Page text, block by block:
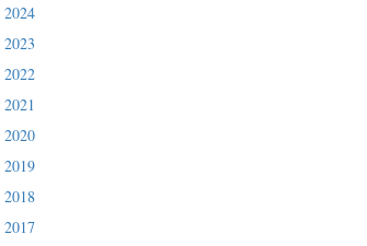
2024
2023
2022
2021
2020
2019
2018
2017